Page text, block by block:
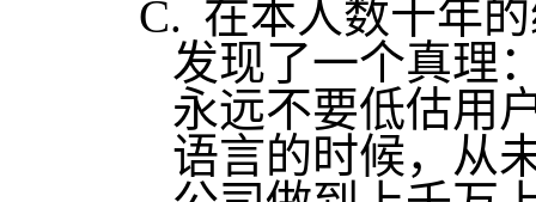
C. 在本人数十年
发现了一个真理
永远不要低估用
语言的时候，从